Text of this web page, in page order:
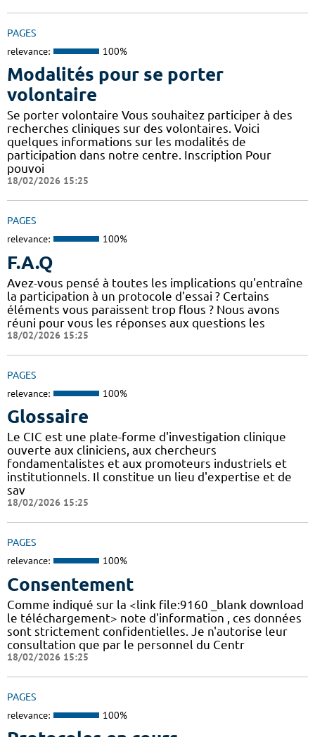
PAGES
relevance: 100%
Modalités pour se porter
volontaire
Se porter volontaire Vous souhaitez participer à des
recherches cliniques sur des volontaires. Voici
quelques informations sur les modalités de
participation dans notre centre. Inscription Pour
pouvoi
18/02/2026 15:25
PAGES
relevance: 100%
F.A.Q
Avez-vous pensé à toutes les implications qu'entraîne
la participation à un protocole d'essai ? Certains
éléments vous paraissent trop flous ? Nous avons
réuni pour vous les réponses aux questions les
18/02/2026 15:25
PAGES
relevance: 100%
Glossaire
Le CIC est une plate-forme d'investigation clinique
ouverte aux cliniciens, aux chercheurs
fondamentalistes et aux promoteurs industriels et
institutionnels. Il constitue un lieu d'expertise et de
sav
18/02/2026 15:25
PAGES
relevance: 100%
Consentement
Comme indiqué sur la <link file:9160 _blank download
le téléchargement> note d'information , ces données
sont strictement confidentielles. Je n'autorise leur
consultation que par le personnel du Centr
18/02/2026 15:25
PAGES
relevance: 100%